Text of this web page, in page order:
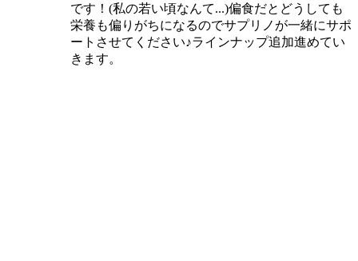
です！(私の若い頃なんて...)偏食だとどうしても
栄養も偏りがちになるのでサプリノが一緒にサポ
ートさせてください♪ラインナップ追加進めてい
きます。